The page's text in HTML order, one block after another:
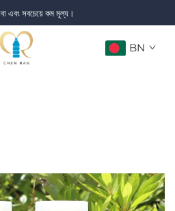
এবং সবচেয়ে কম মূল্য।
BN